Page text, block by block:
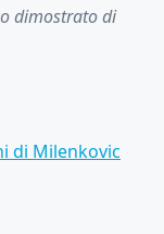
dimostrato di
di Milenkovic